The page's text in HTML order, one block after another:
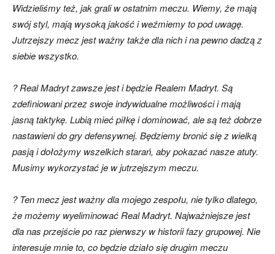
Widzieliśmy też, jak grali w ostatnim meczu. Wiemy, że mają
swój styl, mają wysoką jakość i weźmiemy to pod uwagę.
Jutrzejszy mecz jest ważny także dla nich i na pewno dadzą z
siebie wszystko.
? Real Madryt zawsze jest i będzie Realem Madryt. Są
zdefiniowani przez swoje indywidualne możliwości i mają
jasną taktykę. Lubią mieć piłkę i dominować, ale są też dobrze
nastawieni do gry defensywnej. Będziemy bronić się z wielką
pasją i dołożymy wszelkich starań, aby pokazać nasze atuty.
Musimy wykorzystać je w jutrzejszym meczu.
? Ten mecz jest ważny dla mojego zespołu, nie tylko dlatego,
że możemy wyeliminować Real Madryt. Najważniejsze jest
dla nas przejście po raz pierwszy w historii fazy grupowej. Nie
interesuje mnie to, co będzie działo się drugim meczu